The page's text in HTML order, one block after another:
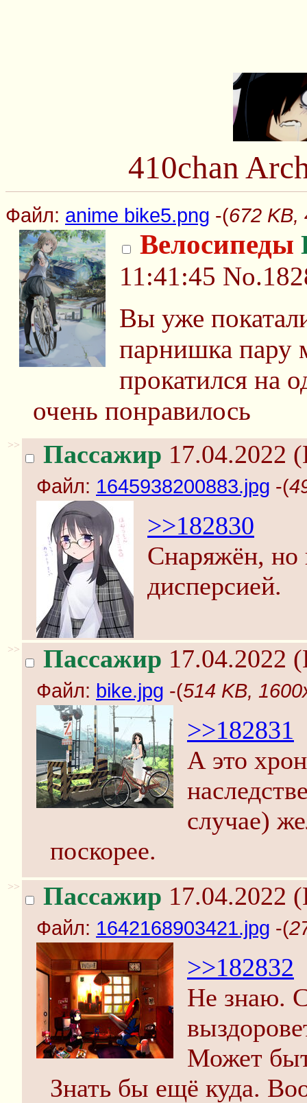
410chan
Файл: anime bike5.png -(672 KB,
Велосипеды
11:41:45
Вы уже
парнишка пару
прокатился на
очень понравилось
>> Пассажир 17.04.2022
Файл: 1645938200883.jpg -(
>>182830
Снаряжён, но
дисперсией.
>> Пассажир 17.04.2022
Файл: bike.jpg -(514 KB,
>>182831
А это
случае)
поскорее.
>> Пассажир 17.04.2022
Файл: 1642168903421.jpg -(
>>182832
Не знаю.
Может
Знать бы ещё куда.